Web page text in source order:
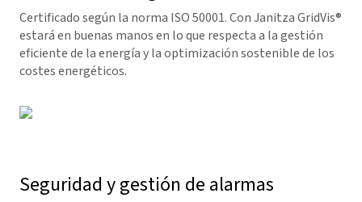
Certificado según la norma ISO 50001. Con JanitzaGridVis®
estará en buenas manos en lo que respecta a la gestión
eficiente de la energía y la optimización sostenible de los
costes energéticos.
Seguridad y gestión de alarmas